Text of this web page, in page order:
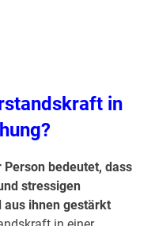
in
bedeutet, dass
stressigen
aus ihnen gestärkt